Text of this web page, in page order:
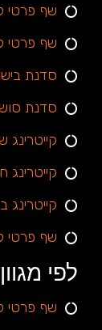
שף פרטי
שף פרטי
סדנת
סדנת
קייטרינג
קייטרינג
קייטרינג
שף פרטי
לפי
שף פרטי